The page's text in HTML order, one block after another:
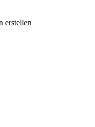
erstellen